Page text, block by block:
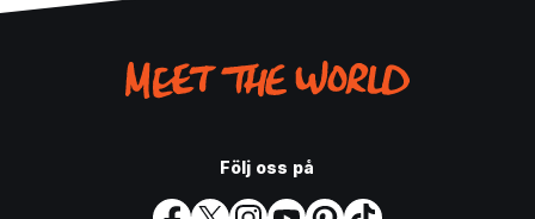
Följ oss på